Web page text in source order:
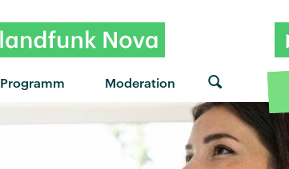
Programm Moderation
"Mein Babe" von Baumgart · "Mein Babe" von